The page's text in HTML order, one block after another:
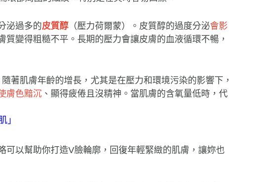
泌過多的皮質醇 （壓力荷爾蒙）。皮質醇的過度分泌會影
質變得粗糙不平。長期的壓力會讓皮膚的血液循環不暢，
著肌膚年齡的增長，尤其是在壓力和環境污染的影響下，
膚色黯沉 、顯得疲倦且沒精神。當肌膚的含氧量低時，代
」
以幫助你打造V臉輪廓，回復年輕緊緻的肌膚，讓妳也